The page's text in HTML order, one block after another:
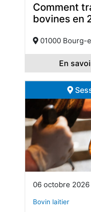
Comment
bovines en
01000 Bourg-
En
06 octobre 2026
Bovin laitier